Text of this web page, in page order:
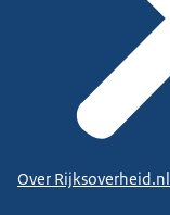
Over Rijksoverheid.nl